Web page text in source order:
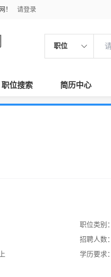
！ 请登录
职位
职位搜索 简历中心
职位类别：
招聘人数：
学历要求：